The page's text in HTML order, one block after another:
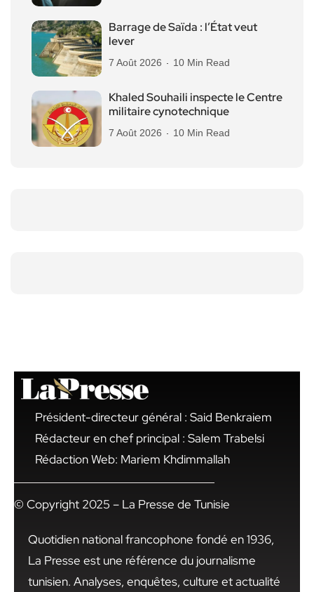
Barrage de Saïda : l’État veut
lever
7 Août 2026 10 Min Read
Khaled Souhaili inspecte le Centre
militaire cynotechnique
7 Août 2026 10 Min Read
Président-directeur général : Said Benkraiem
Rédacteur en chef principal : Salem Trabelsi
Rédaction Web: Mariem Khdimmallah
© Copyright 2025 – La Presse de Tunisie
Quotidien national francophone fondé en 1936,
La Presse est une référence du journalisme
tunisien. Analyses, enquêtes, culture et actualité